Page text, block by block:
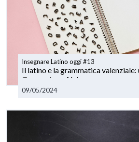
Insegnare Latino oggi #13
Il latino e la grammatica valenziale: un metodo per la
Generazione Alpha
09/05/2024